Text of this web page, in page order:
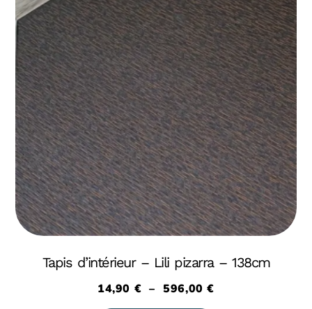
Tapis d’intérieur – Lili pizarra – 138cm
14,90 € – 596,00€